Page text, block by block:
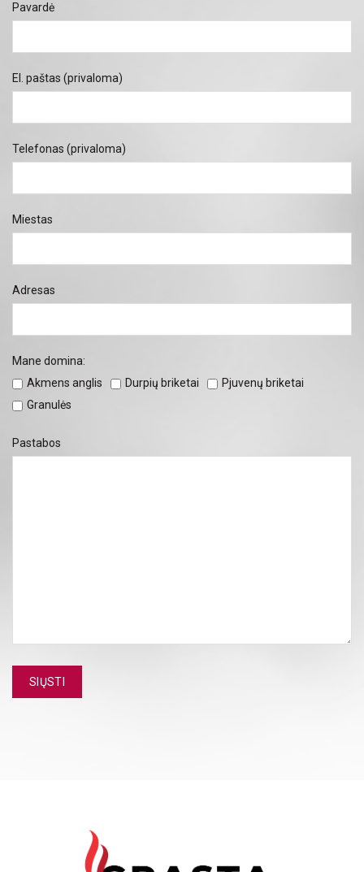
Pavardė
El. paštas (privaloma)
Telefonas (privaloma)
Miestas
Adresas
Mane domina:
Akmens anglis
Durpių briketai
Pjuvenų briketai
Granulės
Pastabos